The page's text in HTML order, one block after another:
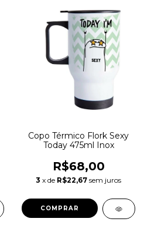
Copo Térmico Flork Sexy
Today 475ml Inox
R$68,00
3 x de R$22,67 sem juros